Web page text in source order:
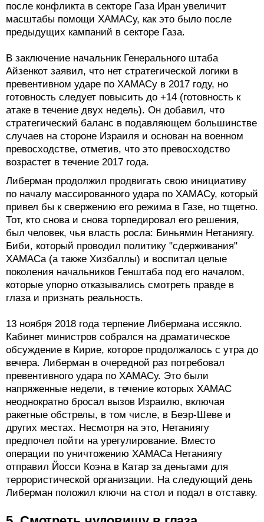
после конфликта в секторе Газа Иран увеличит
масштабы помощи ХАМАСу, как это было после
предыдущих кампаний в секторе Газа.
В заключение начальник Генерального штаба
Айзенкот заявил, что нет стратегической логики в
превентивном ударе по ХАМАСу в 2017 году, но
готовность следует повысить до +14 (готовность к
атаке в течение двух недель). Он добавил, что
стратегический баланс в подавляющем большинстве
случаев на стороне Израиля и основан на военном
превосходстве, отметив, что это превосходство
возрастет в течение 2017 года.
Либерман продолжил продвигать свою инициативу
по началу массированного удара по ХАМАСу, который
привел бы к свержению его режима в Газе, но тщетно.
Тот, кто снова и снова торпедировал его решения,
был человек, чья власть росла: Биньямин Нетаниягу.
Биби, который проводил политику "сдерживания"
ХАМАСа (а также Хизбаллы) и воспитал целые
поколения начальников Генштаба под его началом,
которые упорно отказывались смотреть правде в
глаза и признать реальность.
13 ноября 2018 года терпение Либермана иссякло.
Кабинет министров собрался на драматическое
обсуждение в Кирие, которое продолжалось с утра до
вечера. Либерман в очередной раз потребовал
превентивного удара по ХАМАСу. Это были
напряженные недели, в течение которых ХАМАС
неоднократно бросал вызов Израилю, включая
ракетные обстрелы, в том числе, в Беэр-Шеве и
других местах. Несмотря на это, Нетаниягу
предпочел пойти на урегулирование. Вместо
операции по уничтожению ХАМАСа Нетаниягу
отправил Йосси Коэна в Катар за деньгами для
террористической организации. На следующий день
Либерман положил ключи на стол и подал в отставку.